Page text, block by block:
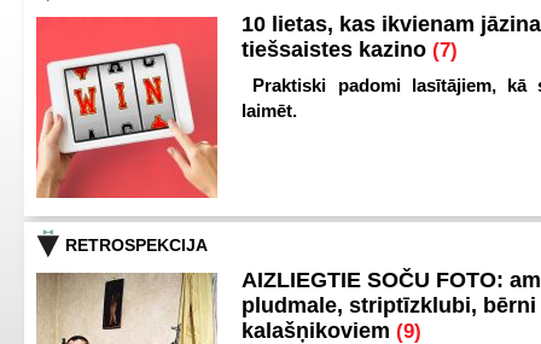
10 lietas, kas ikvienam
tiešsaistes kazino (7)
Praktiski padomi lasītājiem, kā
laimēt.
RETROSPEKCIJA
AIZLIEGTIE SOČU FOTO:
pludmale, striptīzklubi, bērni
kalašņikoviem (9)